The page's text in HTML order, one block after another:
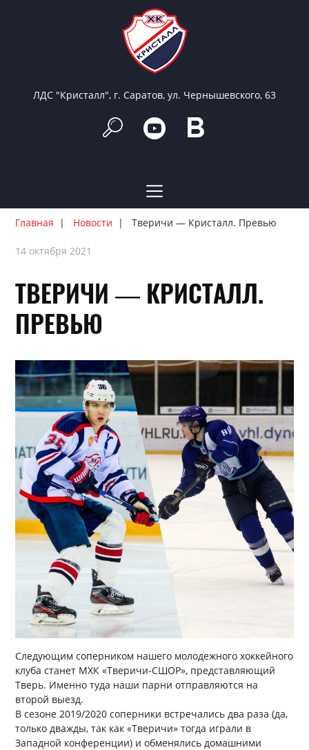
ЛДС "Кристалл", г. Саратов, ул. Чернышевского, 63
Главная Новости Тверичи — Кристалл. Превью
14 октября 2021
ТВЕРИЧИ — КРИСТАЛЛ.
ПРЕВЬЮ
Следующим соперником нашего молодежного хоккейного
клуба станет МХК «Тверичи-СШОР», представляющий
Тверь. Именно туда наши парни отправляются на
второй выезд.
В сезоне 2019/2020 соперники встречались два раза (да,
только дважды, так как «Тверичи» тогда играли в
Западной конференции) и обменялись домашними